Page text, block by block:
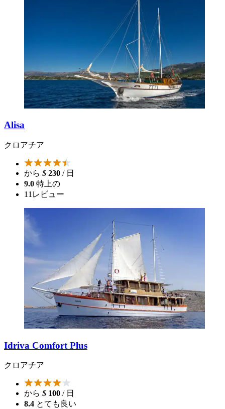
Alisa
クロアチア
から $ 230 / 日
9.0 特上の
11 レビュー
Idriva Comfort Plus
クロアチア
から $ 100 / 日
8.4 とても良い